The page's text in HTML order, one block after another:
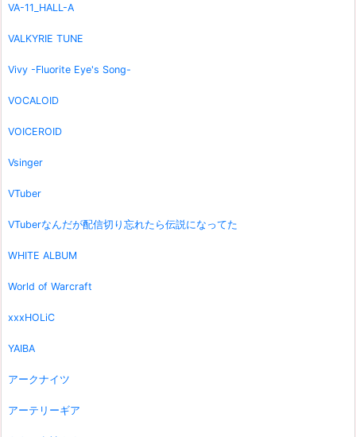
VA-11_HALL-A
VALKYRIE TUNE
Vivy -Fluorite Eye's Song-
VOCALOID
VOICEROID
Vsinger
VTuber
VTuberなんだが配信切り忘れたら伝説になってた
WHITE ALBUM
World of Warcraft
xxxHOLiC
YAIBA
アークナイツ
アーテリーギア